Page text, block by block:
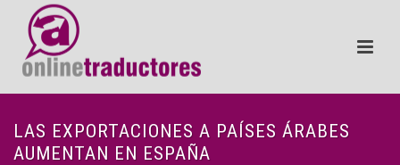
LAS EXPORTACIONES A PAÍSES ÁRABES
AUMENTAN EN ESPAÑA